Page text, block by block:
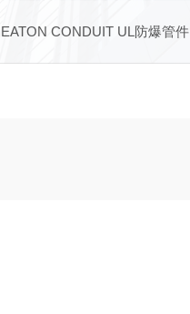
EATON CONDUIT UL防爆管件